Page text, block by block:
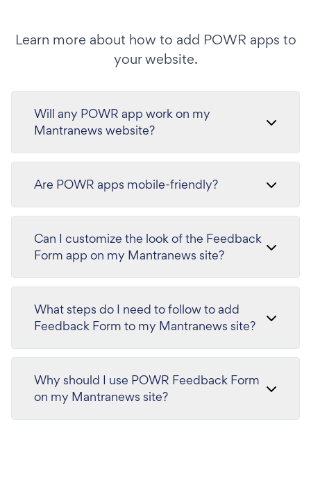
Learn more about how to add POWR apps to
your website.
Will any POWR app work on my
Mantranews website?
Are POWR apps mobile-friendly?
Can I customize the look of the Feedback
Form app on my Mantranews site?
What steps do I need to follow to add
Feedback Form to my Mantranews site?
Why should I use POWR Feedback Form
on my Mantranews site?